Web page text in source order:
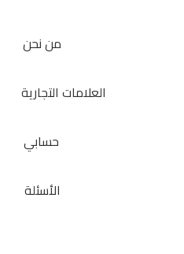
من نحن
العلامات التجارية
حسابي
الأسئلة